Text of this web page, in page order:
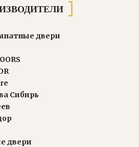
двери
Сибирь
двери